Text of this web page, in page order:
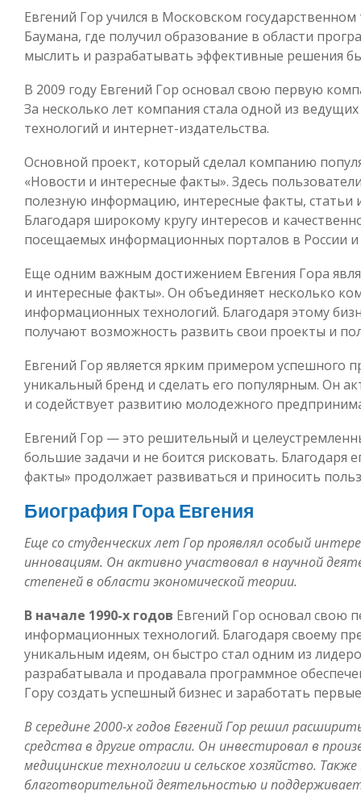
Евгений Гор учился в Московском
Баумана, где получил образование в области
мыслить и разрабатывать эффективные решения
В 2009 году Евгений Гор основал свою первую
За несколько лет компания стала одной из
технологий и интернет-издательства.
Основной проект, который сделал компанию
«Новости и интересные факты». Здесь
полезную информацию, интересные факты, статьи
Благодаря широкому кругу интересов и
посещаемых информационных порталов в России и
Еще одним важным достижением Евгения Гора
и интересные факты». Он объединяет несколько
информационных технологий. Благодаря этому
получают возможность развить свои проекты и
Евгений Гор является ярким примером успешного
уникальный бренд и сделать его популярным. Он
и содействует развитию молодежного
Евгений Гор — это решительный и
большие задачи и не боится рисковать. Благодаря
факты» продолжает развиваться и приносить
Биография Гора Евгения
Еще со студенческих лет Гор проявлял особый
инновациям. Он активно участвовал в научной
степеней в области экономической теории.
В начале 1990-х годов Евгений Гор основал свою
информационных технологий. Благодаря своему
уникальным идеям, он быстро стал одним из
разрабатывала и продавала программное
Гору создать успешный бизнес и заработать
В середине 2000-х годов Евгений Гор решил
средства в другие отрасли. Он инвестировал в
медицинские технологии и сельское хозяйство.
благотворительной деятельностью и